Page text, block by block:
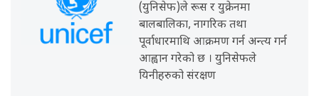
(युनिसेफ)ले रूस र युक्रेनमा
बालबालिका, नागरिक तथा
पूर्वाधारमाथि आक्रमण गर्न अन्त्य गर्न
आह्वान गरेको छ । युनिसेफले
यिनीहरुको संरक्षण